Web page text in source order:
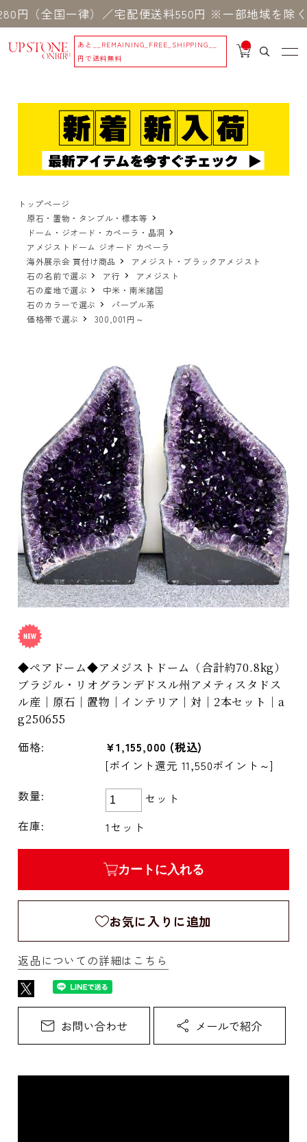
国一律）／宅配便送料550円 ※一部地域を除く
あと
__REMAINING_FREE_SHIPPING__
円で送料無料
__
IT
_
トップページ
原石・置物・タンブル・標本等
ドーム・ジオード・カペーラ・晶洞
アメジストドーム ジオード カペーラ
海外展示会 買付け商品
アメジスト・ブラックアメジスト
石の名前で選ぶ
ア行
アメジスト
石の産地で選ぶ
中米・南米諸国
石のカラーで選ぶ
パープル系
価格帯で選ぶ
300,001円～
◆ペアドーム◆アメジストドーム（合計約70.8kg）
ブラジル・リオグランデドスル州アメティスタドス
ル産｜原石｜置物｜インテリア｜対｜2本セット｜a
g250655
価格: ¥1,155,000 (税込)
[ポイント還元 11,550ポイント～]
数量:
セット
在庫:
1セット
カートに入れる
お気に入りに追加
返品についての詳細はこちら